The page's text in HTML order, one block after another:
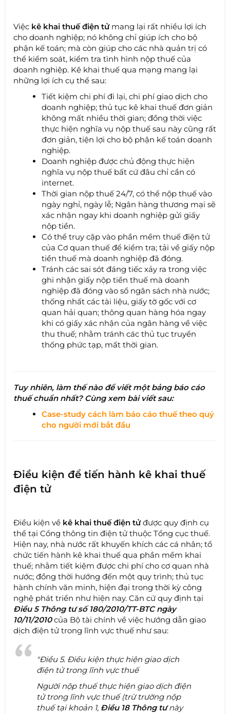
Việc kê khai thuế điện tửmang lại rất nhiều lợi ích
cho doanh nghiệp; nó không chỉ giúp ích cho bộ
phận kế toán; mà còn giúp cho các nhà quản trị có
thể kiểm soát, kiểm tra tình hình nộp thuế của
doanh nghiệp. Kê khai thuế qua mạng mang lại
những lợi ích cụ thể sau:
Tiết kiệm chi phí đi lại, chi phí giao dịch cho
doanh nghiệp; thủ tục kê khai thuế đơn giản
không mất nhiều thời gian; đồng thời việc
thực hiện nghĩa vụ nộp thuế sau này cũng rất
đơn giản, tiện lợi cho bộ phận kế toán doanh
nghiệp.
Doanh nghiệp được chủ động thực hiện
nghĩa vụ nộp thuế bất cứ đâu chỉ cần có
internet.
Thời gian nộp thuế 24/7, có thể nộp thuế vào
ngày nghỉ, ngày lễ; Ngân hàng thương mại sẽ
xác nhận ngay khi doanh nghiệp gửi giấy
nộp tiền.
Có thể truy cập vào phần mềm thuế điện tử
của Cơ quan thuế để kiểm tra; tải về giấy nộp
tiền thuế mà doanh nghiệp đã đóng.
Tránh các sai sót đáng tiếc xảy ra trong việc
ghi nhận giấy nộp tiền thuế mà doanh
nghiệp đã đóng vào sổ ngân sách nhà nước;
thống nhất các tài liệu, giấy tờ gốc với cơ
quan hải quan; thông quan hàng hóa ngay
khi có giấy xác nhận của ngân hàng về việc
thu thuế; nhằm tránh các thủ tục truyền
thống phức tạp, mất thời gian.
Tuy nhiên, làm thế nào để viết một bảng báo cáo
thuế chuẩn nhất? Cùng xem bài viết sau:
Case-study cách làm báo cáo thuế theo quý
cho người mới bắt đầu
Điều kiện để tiến hành kê khai thuế
điện tử
Điều kiện về kê khai thuế điện tửđược quy định cụ
thể tại Cổng thông tin điện tử thuộc Tổng cục thuế.
Hiện nay, nhà nước rất khuyến khích các cá nhân; tổ
chức tiến hành kê khai thuế qua phần mềm khai
thuế; nhằm tiết kiệm được chi phí cho cơ quan nhà
nước; đồng thời hướng đến một quy trình; thủ tục
hành chính văn minh, hiện đại trong thời kỳ công
nghệ phát triển như hiện nay. Căn cứ quy định tại
Điều 5 Thông tư số 180/2010/TT-BTC ngày
10/11/2010của Bộ tài chính về việc hướng dẫn giao
dịch điện tử trong lĩnh vực thuế như sau:
"Điều 5. Điều kiện thực hiện giao dịch
điện tử trong lĩnh vực thuế
Người nộp thuế thực hiện giao dịch điện
tử trong lĩnh vực thuế (trừ trường nộp
thuế tại khoản 1, Điều 18 Thông tưnày